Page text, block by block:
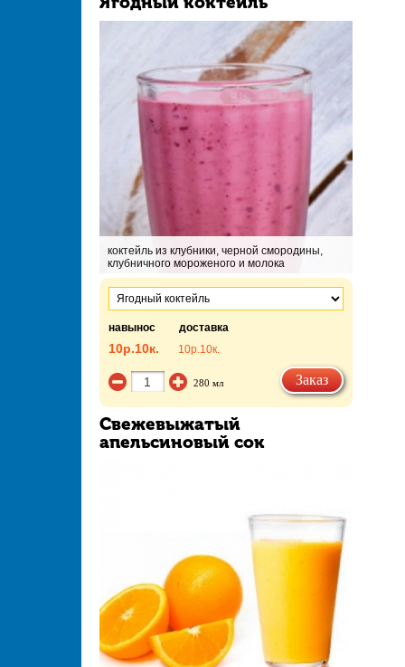
коктейль из клубники, черной смородины,
клубничного мороженого и молока
навынос доставка
10р.10к. 10р.10к.
280 мл Заказ
Свежевыжатый
апельсиновый сок